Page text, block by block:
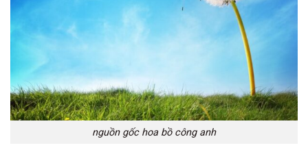
nguồn gốc hoa bồ công anh